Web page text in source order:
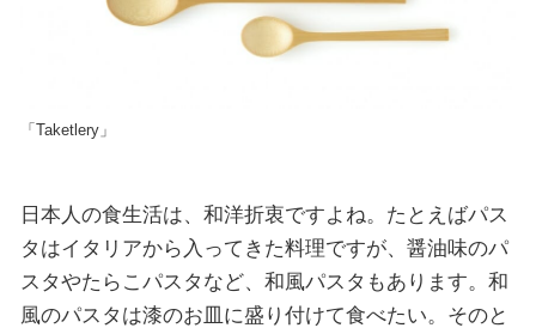
「Taketlery」
日本人の食生活は、和洋折衷ですよね。たとえばパス
タはイタリアから入ってきた料理ですが、醤油味のパ
スタやたらこパスタなど、和風パスタもあります。和
風のパスタは漆のお皿に盛り付けて食べたい。そのと